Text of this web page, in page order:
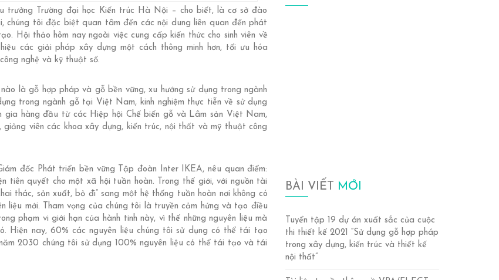
trưởng Trường đại học Kiến trúc Hà Nội – cho biết, là cơ sở đào
chúng tôi đặc biệt quan tâm đến các nội dung liên quan đến phát
Hội thảo hôm nay ngoài việc cung cấp kiến thức cho sinh viên về
các giải pháp xây dựng một cách thông minh hơn, tối ưu hóa
nghệ và kỹ thuật số.
là gỗ hợp pháp và gỗ bền vững, xu hướng sử dụng trong ngành
trong ngành gỗ tại Việt Nam, kinh nghiệm thực tiễn về sử dụng
hàng đầu từ các Hiệp hội Chế biến gỗ và Lâm sản Việt Nam,
giảng viên các khoa xây dựng, kiến trúc, nội thất và mỹ thuật công
đốc Phát triển bền vững Tập đoàn Inter IKEA, nêu quan điểm:
tiên quyết cho một xã hội tuần hoàn. Trong thế giới, với nguồn tài
thác, sản xuất, bỏ đi” sang một hệ thống tuần hoàn nơi không có
liệu mới. Tham vọng của chúng tôi là truyền cảm hứng và tạo điều
phạm vi giới hạn của hành tinh này, vì thế những nguyên liệu mà
Hiện nay, 60% các nguyên liệu chúng tôi sử dụng có thể tái tạo
2030 chúng tôi sử dụng 100% nguyên liệu có thể tái tạo và tái
BÀI VIẾT MỚI
Tuyển tập 19 dự án xuất sắc của cuộc
thi thiết kế 2021 “Sử dụng gỗ hợp pháp
trong xây dựng, kiến trúc và thiết kế
nội thất”